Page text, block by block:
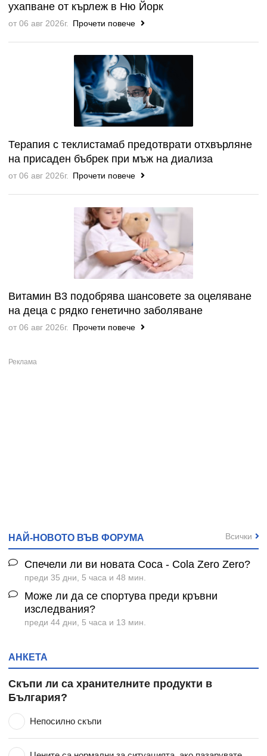
ухапване от кърлеж в Ню Йорк
от 06 авг 2026г. Прочети повече
Терапия с теклистамаб предотврати отхвърляне
на присаден бъбрек при мъж на диализа
от 06 авг 2026г. Прочети повече
Витамин B3 подобрява шансовете за оцеляване
на деца с рядко генетично заболяване
от 06 авг 2026г. Прочети повече
НАЙ-НОВОТО ВЪВ ФОРУМА
Спечели ли ви новата Coca - Cola Zero Zero?
преди 35 дни, 5 часа и 48 мин.
Може ли да се спортува преди кръвни
изследвания?
преди 44 дни, 5 часа и 13 мин.
Всички
АНКЕТА
Скъпи ли са хранителните продукти в
България?
Непосилно скъпи